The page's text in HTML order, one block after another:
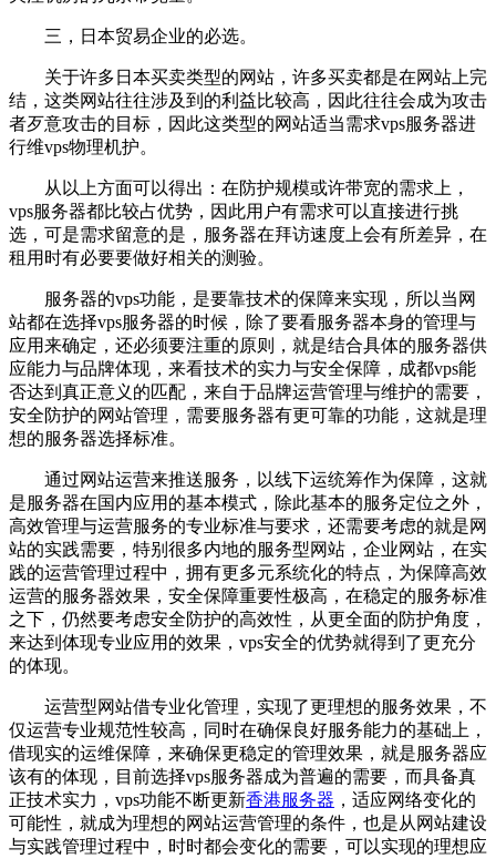
三，日本贸易企业的必选。
关于许多日本买卖类型的网站，许多买卖都是在网站上完
结，这类网站往往涉及到的利益比较高，因此往往会成为攻击
者歹意攻击的目标，因此这类型的网站适当需求vps服务器进
行维vps物理机护。
从以上方面可以得出：在防护规模或许带宽的需求上，
vps服务器都比较占优势，因此用户有需求可以直接进行挑
选，可是需求留意的是，服务器在拜访速度上会有所差异，在
租用时有必要要做好相关的测验。
服务器的vps功能，是要靠技术的保障来实现，所以当网
站都在选择vps服务器的时候，除了要看服务器本身的管理与
应用来确定，还必须要注重的原则，就是结合具体的服务器供
应能力与品牌体现，来看技术的实力与安全保障， 成都vps能
否达到真正意义的匹配，来自于品牌运营管理与维护的需要，
安全防护的网站管理，需要服务器有更可靠的功能，这就是理
想的服务器选择标准。
通过网站运营来推送服务，以线下运统筹作为保障，这就
是服务器在国内应用的基本模式，除此基本的服务定位之外，
高效管理与运营服务的专业标准与要求，还需要考虑的就是网
站的实践需要，特别很多内地的服务型网站，企业网站，在实
践的运营管理过程中，拥有更多元系统化的特点，为保障高效
运营的服务器效果，安全保障重要性极高，在稳定的服务标准
之下，仍然要考虑安全防护的高效性，从更全面的防护角度，
来达到体现专业应用的效果，vps安全的优势就得到了更充分
的体现。
运营型网站借专业化管理，实现了更理想的服务效果，不
仅运营专业规范性较高，同时在确保良好服务能力的基础上，
借现实的运维保障，来确保更稳定的管理效果，就是服务器应
该有的体现，目前选择vps服务器成为普遍的需要，而具备真
正技术实力，vps功能不断更新香港服务器 ，适应网络变化的
可能性，就成为理想的网站运营管理的条件，也是从网站建设
与实践管理过程中，时时都会变化的需要，可以实现的理想应